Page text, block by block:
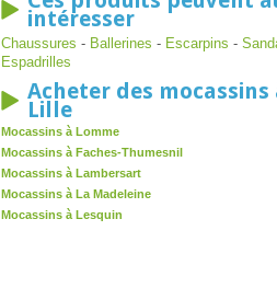
intéresser
Chaussures - Ballerines - Escarpins -
Espadrilles
Acheter des mocassins
Lille
Mocassins à Lomme
Mocassins à Faches-Thumesnil
Mocassins à Lambersart
Mocassins à La Madeleine
Mocassins à Lesquin